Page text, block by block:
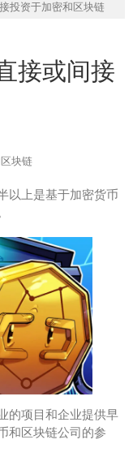
投资于加密和区块链
接或间接
以上是基于加密货币
的项目和企业提供早
和区块链公司的参